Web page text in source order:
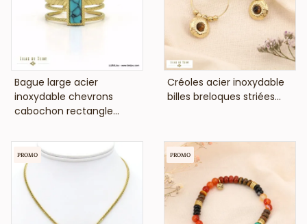
VOIR LE PRIX
Bague large acier
inoxydable chevrons
cabochon rectangle...
VOIR LE PRIX
Créoles acier inoxydable
billes breloques striées...
PROMO PROMO